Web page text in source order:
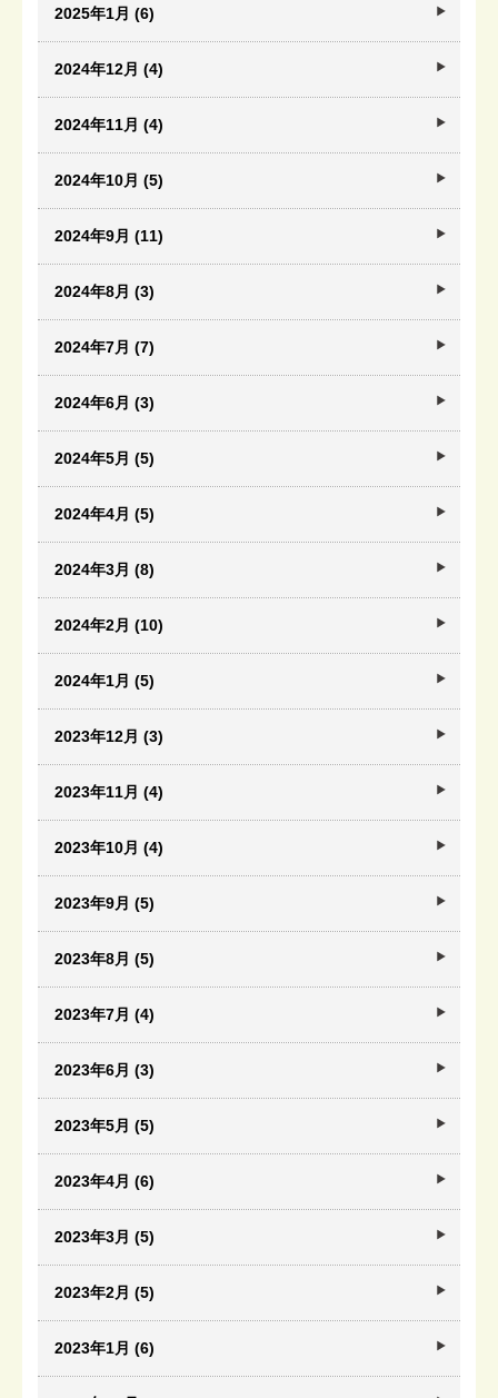
2025年1月 (6)
2024年12月 (4)
2024年11月 (4)
2024年10月 (5)
2024年9月 (11)
2024年8月 (3)
2024年7月 (7)
2024年6月 (3)
2024年5月 (5)
2024年4月 (5)
2024年3月 (8)
2024年2月 (10)
2024年1月 (5)
2023年12月 (3)
2023年11月 (4)
2023年10月 (4)
2023年9月 (5)
2023年8月 (5)
2023年7月 (4)
2023年6月 (3)
2023年5月 (5)
2023年4月 (6)
2023年3月 (5)
2023年2月 (5)
2023年1月 (6)